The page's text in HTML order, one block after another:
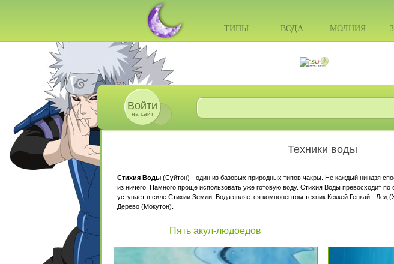
ТИПЫ ВОДА МОЛНИЯ
Войти
на сайт
Техники воды
Стихия Воды (Суйтон) - один из базовых природных типов чакры. Не каждый ниндзя
из ничего. Намного проще использовать уже готовую воду. Стихия Воды превосходит
уступает в силе Стихии Земли. Вода является компонентом техник Кеккей Генкай -
Дерево (Мокутон).
Пять акул-людоедов